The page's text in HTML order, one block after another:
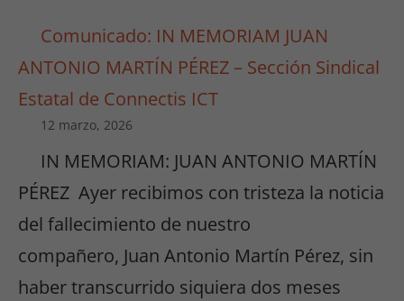
Comunicado: IN MEMORIAM JUAN
ANTONIO MARTÍN PÉREZ – Sección Sindical
Estatal de Connectis ICT
12 marzo, 2026
IN MEMORIAM: JUAN ANTONIO MARTÍN
PÉREZ Ayer recibimos con tristeza la noticia
del fallecimiento de nuestro
compañero, Juan Antonio Martín Pérez, sin
haber transcurrido siquiera dos meses